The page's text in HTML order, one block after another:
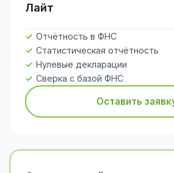
Лайт
Отчётность в ФНС
Статистическая отчётность
Нулевые декларации
Сверка с базой ФНС
Оставить